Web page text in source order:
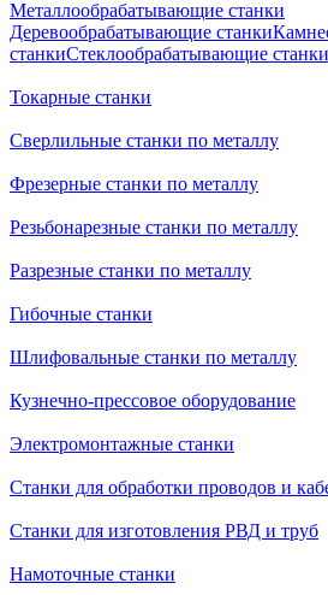
Металлообрабатывающие станки
Деревообрабатывающие станки
станкиСтеклообрабатывающие станки
Токарные станки
Сверлильные станки по металлу
Фрезерные станки по металлу
Резьбонарезные станки по металлу
Разрезные станки по металлу
Гибочные станки
Шлифовальные станки по металлу
Кузнечно-прессовое оборудование
Электромонтажные станки
Станки для обработки проводов и
Станки для изготовления РВД и труб
Намоточные станки